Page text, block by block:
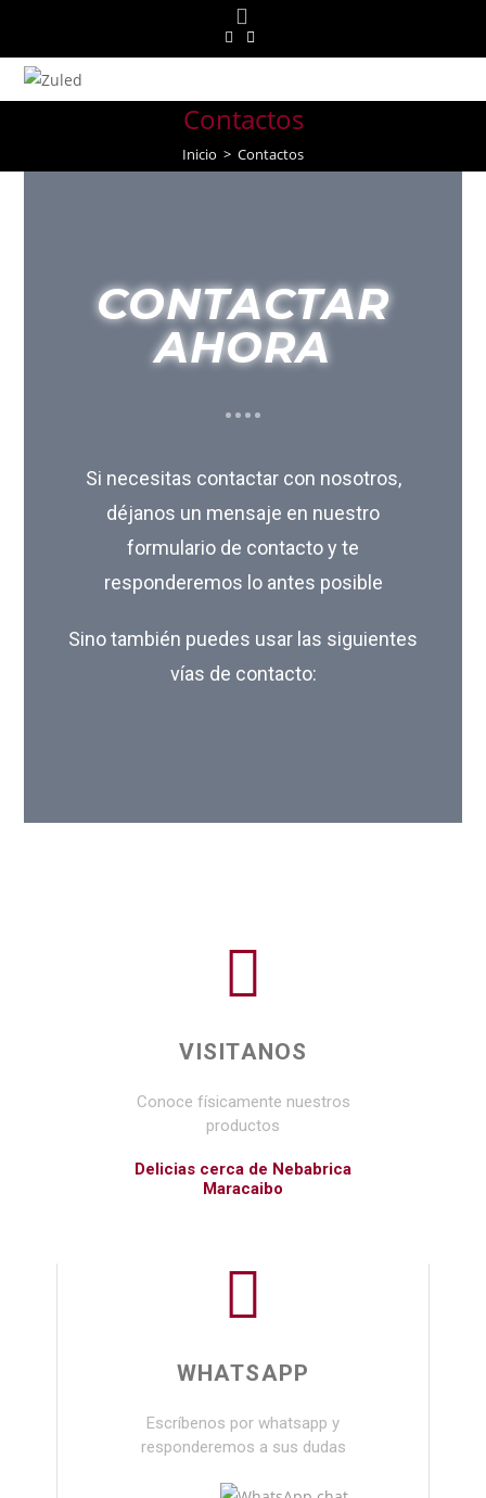
Contactos
Inicio > Contactos
CONTACTAR
AHORA
Si necesitas contactar con nosotros,
déjanos un mensaje en nuestro
formulario de contacto y te
responderemos lo antes posible
Sino también puedes usar las siguientes
vías de contacto:
VISITANOS
Conoce físicamente nuestros
productos
Delicias cerca de Nebabrica
Maracaibo
WHATSAPP
Escríbenos por whatsapp y
responderemos a sus dudas